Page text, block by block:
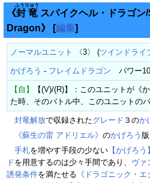
《封竜
ふうりゅう
スパイクヘル・ドラゴン
Dragon》
[編集]
ノーマルユニット 〈3〉 (ツインドライ
かげろう - フレイムドラゴン パワー
【自】
【(V)/(R)】：このユニットが《
た時、そのバトル中、このユニットのパ
封竜解放で収録されたグレード ３のか
《蘇生の雷 アドリエル》 のかげろう 版
手札を増やす手段の少ない 【かげろう】
ドを用意するのは少々手間であり、 ヴァ
誘発条件を満たせる 《ドラゴニック・